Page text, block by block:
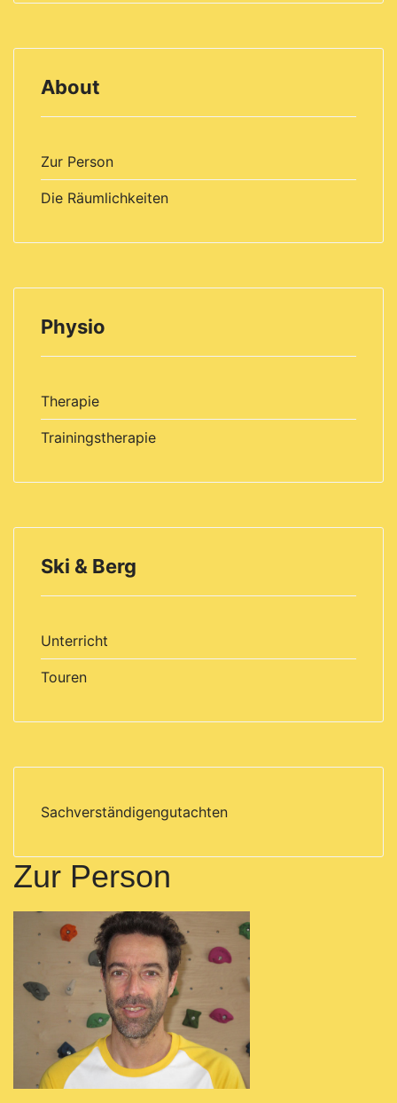
About
Zur Person
Die Räumlichkeiten
Physio
Therapie
Trainingstherapie
Ski & Berg
Unterricht
Touren
Sachverständigengutachten
Zur Person